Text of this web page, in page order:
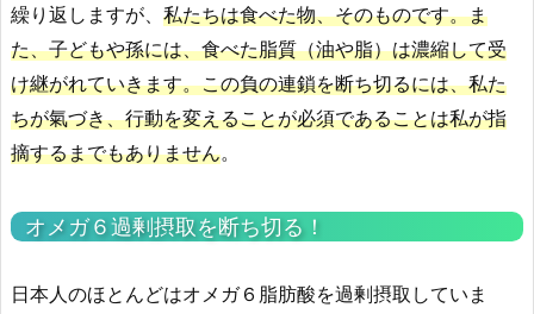
繰り返しますが、 私たちは食べた物、そのものです。ま
た、子どもや孫には、食べた脂質（油や脂）は濃縮して受
け継がれていきます。この負の連鎖を断ち切るには、私た
ちが氣づき、行動を変えることが必須であることは私が指
摘するまでもありません。
オメガ６過剰摂取を断ち切る！
日本人のほとんどはオメガ６脂肪酸を過剰摂取していま